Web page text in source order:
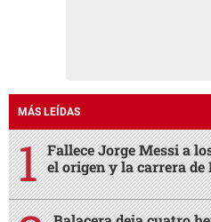
MÁS LEÍDAS
Fallece Jorge Messi a
el origen y la carrera de